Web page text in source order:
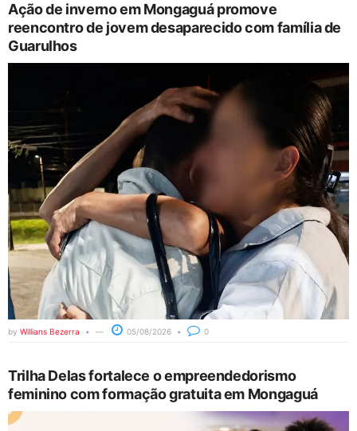
Ação de inverno em Mongaguá promove
reencontro de jovem desaparecido com família de
Guarulhos
by Willians Bezerra 05/08/2026 0
Trilha Delas fortalece o empreendedorismo
feminino com formação gratuita em Mongaguá